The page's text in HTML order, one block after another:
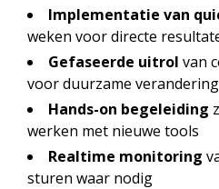
Implementatie van
weken voor directe
Gefaseerde uitrol van
voor duurzame verandering
Hands-on begeleiding
werken met nieuwe tools
Realtime monitoring
sturen waar nodig